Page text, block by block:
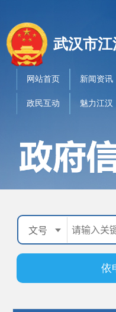
武汉市
依
网站首页 新闻资讯
政民互动 魅力江汉